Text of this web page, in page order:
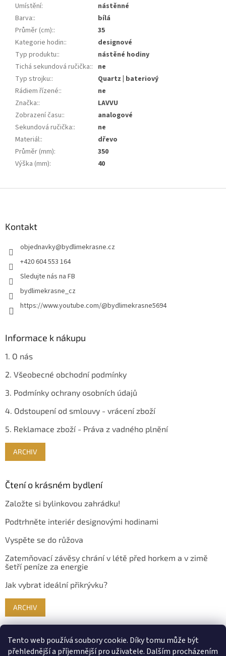
Tento web používá soubory cookie. Díky tomu může být
přehlednější a příjemnější pro uživatele. Dalším procházením
Umístění:
nástěnné
Barva::
bílá
Průměr (cm)::
35
Kategorie hodin::
designové
Typ produktu::
nástěné hodiny
Tichá sekundová ručička:: ne
Typ strojku::
Quartz | bateriový
Rádiem řízené::
ne
Značka::
LAVVU
Zobrazení času::
analogové
Sekundová ručička::
ne
Materiál::
dřevo
Průměr (mm):
350
Výška (mm): 40
Kontakt
objednavky@bydlimekrasne.cz
+420 604 553 164
Sledujte nás na FB
bydlimekrasne_cz
https://www.youtube.com/@bydlimekrasne5694
Informace k nákupu
1. O nás
2. Všeobecné obchodní podmínky
3. Podmínky ochrany osobních údajů
4. Odstoupení od smlouvy - vrácení zboží
5. Reklamace zboží - Práva z vadného plnění
ARCHIV
Čtení o krásném bydlení
Založte si bylinkovou zahrádku!
Podtrhněte interiér designovými hodinami
Vyspěte se do růžova
Zatemňovací závěsy chrání v létě před horkem a v zimě
šetří peníze za energie
Jak vybrat ideální přikrývku?
ARCHIV